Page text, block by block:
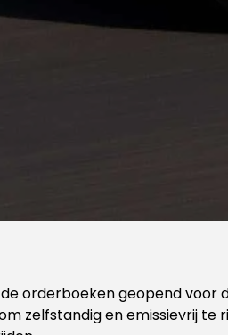
orderboeken geopend voor
zelfstandig en emissievrij te